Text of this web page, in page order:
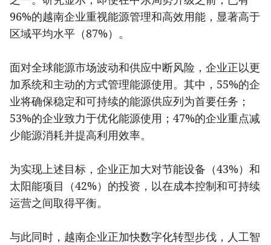
96%的越南企业重视能源管理和高效用能，显著高于
区域平均水平（87%）。
面对全球能源市场波动和供应中断风险，企业正以更
加系统和主动的方式管理能源使用。其中，55%的企
业将确保稳定和可持续的能源供应列为首要任务；
53%的企业致力于优化能源使用；47%的企业重点减
少能源消耗并提高利用效率。
为实现上述目标，企业正加大对节能设备（43%）和
太阳能项目（42%）的投资，以在成本控制和可持续
运营之间取得平衡。
与此同时，越南企业正加快数字化转型步伐，人工智